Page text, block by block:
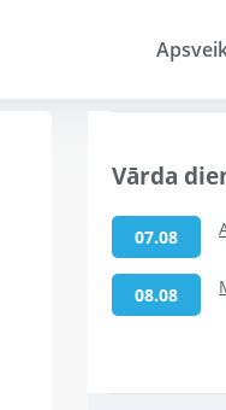
Vārda
07.08
08.08